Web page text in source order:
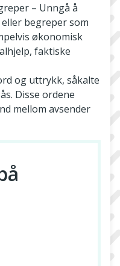
– Unngå å
begreper som
økonomisk
faktiske
og uttrykk, såkalte
Disse ordene
mellom avsender